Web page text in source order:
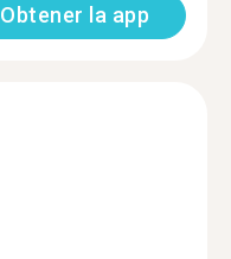
Obtener la app